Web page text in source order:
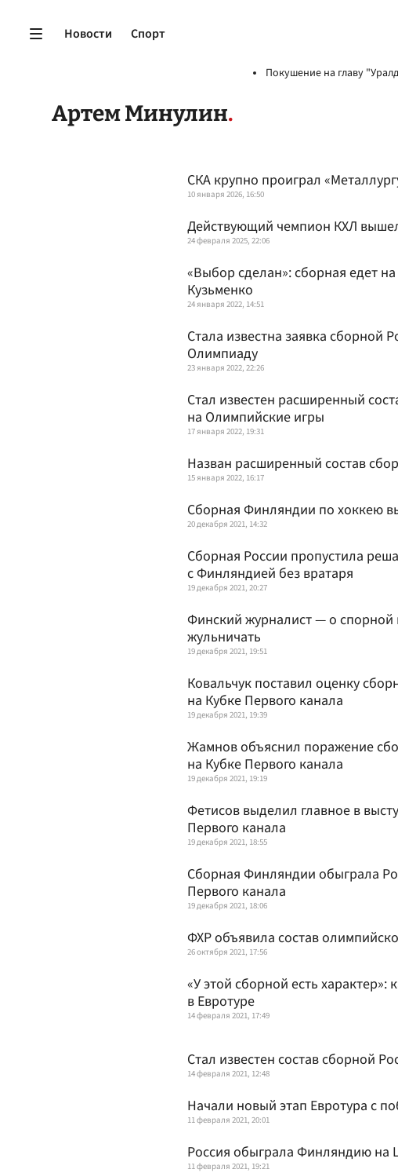
Новости Спорт
Покушение на главу
Артем Минулин
СКА крупно проиграл
10 января 2026, 16:50
Действующий чемпион КХЛ
24 февраля 2025, 22:06
«Выбор сделан»: сборная едет
Кузьменко
24 января 2022, 14:51
Стала известна заявка сборной
Олимпиаду
23 января 2022, 22:26
Стал известен расширенный
на Олимпийские игры
17 января 2022, 19:31
Назван расширенный состав
15 января 2022, 16:17
Сборная Финляндии по хоккею
20 декабря 2021, 14:32
Сборная России пропустила
с Финляндией без вратаря
19 декабря 2021, 20:27
Финский журналист — о
жульничать
19 декабря 2021, 19:51
Ковальчук поставил оценку
на Кубке Первого канала
19 декабря 2021, 19:39
Жамнов объяснил поражение
на Кубке Первого канала
19 декабря 2021, 19:19
Фетисов выделил главное в
Первого канала
19 декабря 2021, 18:55
Сборная Финляндии обыграла
Первого канала
19 декабря 2021, 18:06
ФХР объявила состав
26 октября 2021, 17:56
«У этой сборной есть характер»:
в Евротуре
14 февраля 2021, 17:49
Стал известен состав сборной
14 февраля 2021, 12:48
Начали новый этап Евротура с
11 февраля 2021, 20:01
Россия обыграла Финляндию на
11 февраля 2021, 19:21